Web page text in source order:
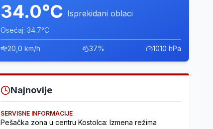
34.0°C Isprekidani oblaci
Osećaj: 34.7°C
20,0 km/h 37% 1010 hPa
Najnovije
SERVISNE INFORMACIJE
Pešačka zona u centru Kostolca: Izmena režima